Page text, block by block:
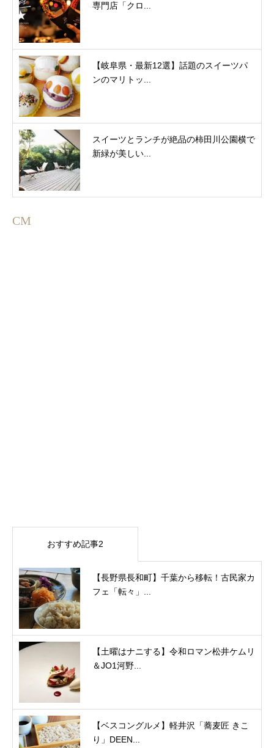
専門店「クロ...
【岐阜県・最新12選】話題のスイーツパ
ンのマリトッ...
スイーツとランチが絶品の柿田川公園横で
新緑が美しい...
CM
おすすめ記事2
【長野県長和町】千葉から移転！古民家カ
フェ「転々」...
【土曜はナニする】令和ロマン松井ケムリ
＆JO1河野...
【ベスコングルメ】軽井沢「蕎麦匠 きこ
り」DEEN...